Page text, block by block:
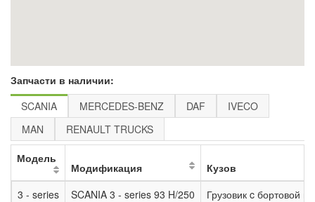
Запчасти в наличии:
SCANIA
MERCEDES-BENZ DAF
IVECO
MAN
RENAULT TRUCKS
Модель
Модификация
Кузов
3 - series
SCANIA 3 - series 93 H/250 Грузовик c бортовой